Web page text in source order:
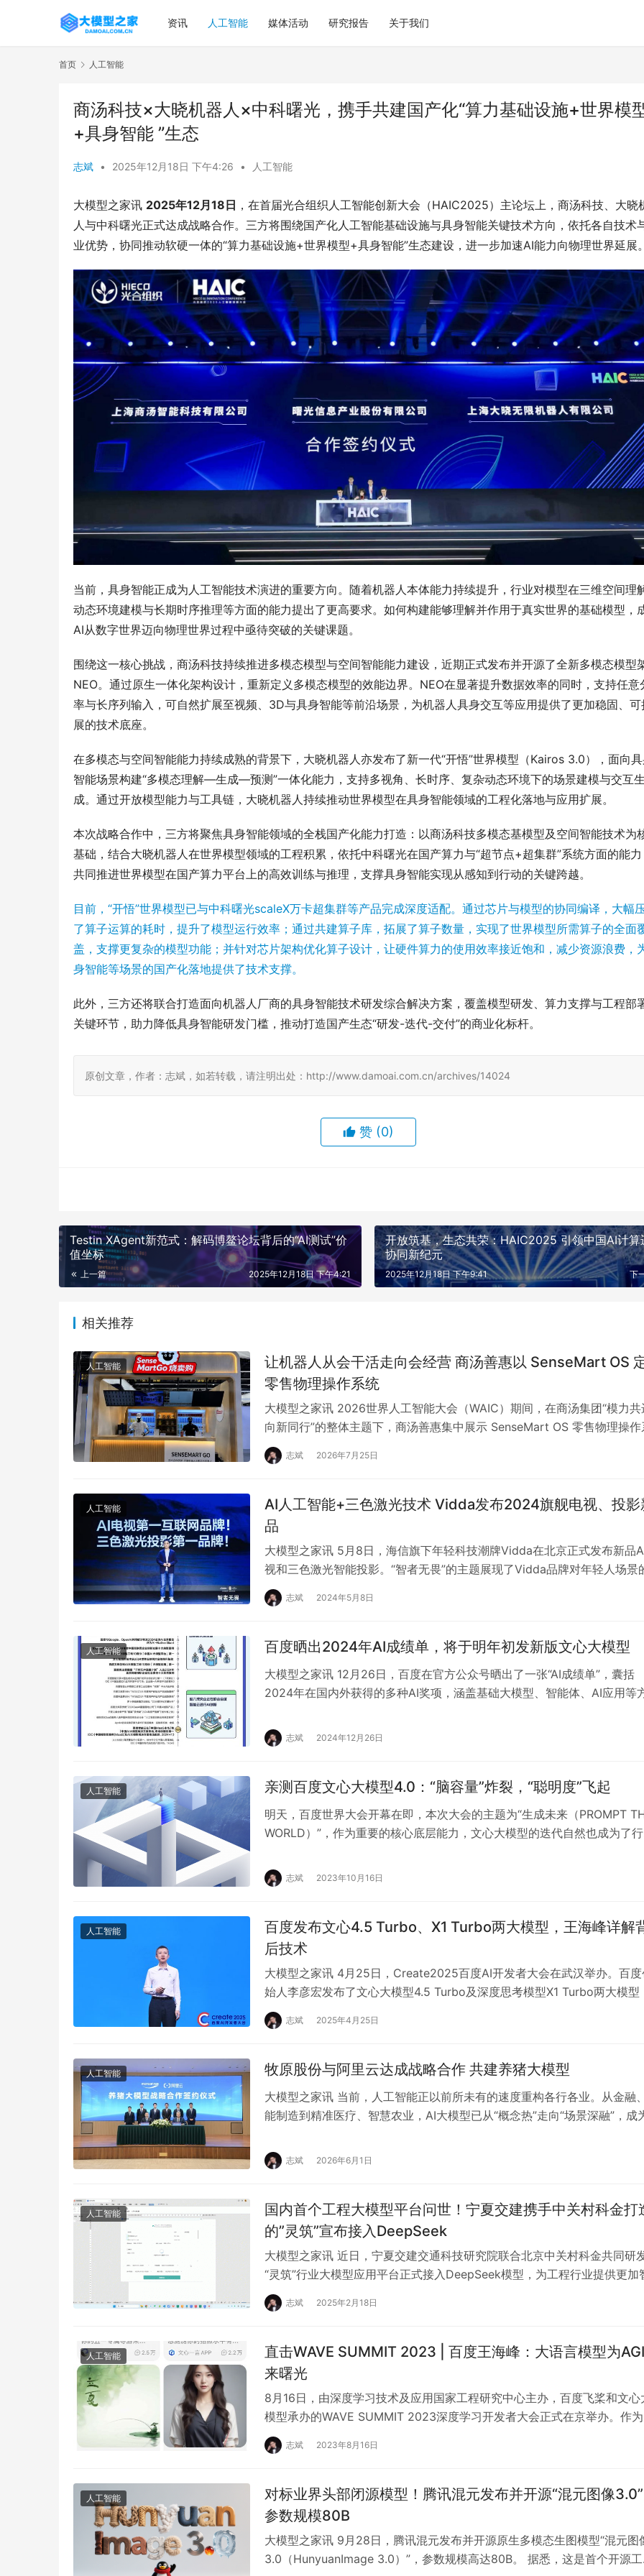
资讯 人工智能 媒体活动 研究报告 关于我们
首页 人工智能
商汤科技×大晓机器人×中科曙光，携手共建国产化“算力基础设施+世界模
+具身智能 ”生态
志斌 • 2025年12月18日 下午4:26 • 人工智能
大模型之家讯 2025年12月18日 ，在首届光合组织人工智能创新大会（HAIC2025）主论坛上，商汤科技、大晓
人与中科曙光正式达成战略合作。三方将围绕国产化人工智能基础设施与具身智能关键技术方向，依托各自技术
业优势，协同推动软硬一体的“算力基础设施+世界模型+具身智能”生态建设，进一步加速AI能力向物理世界延展。
当前，具身智能正成为人工智能技术演进的重要方向。随着机器人本体能力持续提升，行业对模型在三维空间理解
动态环境建模与长期时序推理等方面的能力提出了更高要求。如何构建能够理解并作用于真实世界的基础模型，
AI从数字世界迈向物理世界过程中亟待突破的关键课题。
围绕这一核心挑战，商汤科技持续推进多模态模型与空间智能能力建设，近期正式发布并开源了全新多模态模型
NEO。通过原生一体化架构设计，重新定义多模态模型的效能边界。NEO在显著提升数据效率的同时，支持任意
率与长序列输入，可自然扩展至视频、3D与具身智能等前沿场景，为机器人具身交互等应用提供了更加稳固、可
展的技术底座。
在多模态与空间智能能力持续成熟的背景下，大晓机器人亦发布了新一代“开悟”世界模型（Kairos 3.0），面向
智能场景构建“多模态理解—生成—预测”一体化能力，支持多视角、长时序、复杂动态环境下的场景建模与交互生
成。通过开放模型能力与工具链，大晓机器人持续推动世界模型在具身智能领域的工程化落地与应用扩展。
本次战略合作中，三方将聚焦具身智能领域的全栈国产化能力打造：以商汤科技多模态基模型及空间智能技术为
基础，结合大晓机器人在世界模型领域的工程积累，依托中科曙光在国产算力与“超节点+超集群”系统方面的能力
共同推进世界模型在国产算力平台上的高效训练与推理，支撑具身智能实现从感知到行动的关键跨越。
目前，“开悟”世界模型已与中科曙光scaleX万卡超集群等产品完成深度适配。通过芯片与模型的协同编译，大幅
了算子运算的耗时，提升了模型运行效率；通过共建算子库，拓展了算子数量，实现了世界模型所需算子的全面
盖，支撑更复杂的模型功能；并针对芯片架构优化算子设计，让硬件算力的使用效率接近饱和，减少资源浪费，
身智能等场景的国产化落地提供了技术支撑。
此外，三方还将联合打造面向机器人厂商的具身智能技术研发综合解决方案，覆盖模型研发、算力支撑与工程部
关键环节，助力降低具身智能研发门槛，推动打造国产生态“研发-迭代-交付”的商业化标杆。
原创文章，作者：志斌，如若转载，请注明出处：http://www.damoai.com.cn/archives/14024
赞 (0)
Testin XAgent新范式：解码博鳌论坛背后的“AI测试”价
值坐标
上一篇 2025年12月18日 下午4:21
开放筑基，生态共荣：HAIC2025 引领中国AI计算
协同新纪元
下
2025年12月18日 下午9:41
相关推荐
人工智能
让机器人从会干活走向会经营 商汤善惠以 SenseMart OS
零售物理操作系统
大模型之家讯 2026世界人工智能大会（WAIC）期间，在商汤集团“模力共
向新同行”的整体主题下，商汤善惠集中展示 SenseMart OS 零售物理操作
统。它连接异构本体、…
志斌 2026年7月25日
人工智能
AI人工智能+三色激光技术 Vidda发布2024旗舰电视、投影
品
大模型之家讯 5月8日，海信旗下年轻科技潮牌Vidda在北京正式发布新品
视和三色激光智能投影。“智者无畏”的主题展现了Vidda品牌对年轻人场景
新探索和无惧无畏的精神面貌…
志斌 2024年5月8日
人工智能 百度晒出2024年AI成绩单，将于明年初发新版文心大模型
大模型之家讯 12月26日，百度在官方公众号晒出了一张“AI成绩单”，囊括
2024年在国内外获得的多种AI奖项，涵盖基础大模型、智能体、AI应用等
志斌 2024年12月26日
人工智能 亲测百度文心大模型4.0：“脑容量”炸裂，“聪明度”飞起
明天，百度世界大会开幕在即，本次大会的主题为“生成未来（PROMPT
WORLD）”，作为重要的核心底层能力，文心大模型的迭代自然也成为了行
志斌 2023年10月16日
人工智能
百度发布文心4.5 Turbo、X1 Turbo两大模型，王海峰详解
后技术
大模型之家讯 4月25日，Create2025百度AI开发者大会在武汉举办。百度
始人李彦宏发布了文心大模型4.5 Turbo及深度思考模型X1 Turbo两大模型
及多款AI应…
志斌 2025年4月25日
人工智能 牧原股份与阿里云达成战略合作 共建养猪大模型
大模型之家讯 当前，人工智能正以前所未有的速度重构各行各业。从金融
能制造到精准医疗、智慧农业，AI大模型已从“概念热”走向“场景深融”，成
志斌 2026年6月1日
人工智能
国内首个工程大模型平台问世！宁夏交建携手中关村科金打
的”灵筑”宣布接入DeepSeek
大模型之家讯 近日，宁夏交建交通科技研究院联合北京中关村科金共同研
“灵筑”行业大模型应用平台正式接入DeepSeek模型，为工程行业提供更加
能、高效的技术支持。凭借专业化的行…
志斌 2025年2月18日
人工智能
直击WAVE SUMMIT 2023 | 百度王海峰：大语言模型为
来曙光
8月16日，由深度学习技术及应用国家工程研究中心主办，百度飞桨和文心
模型承办的WAVE SUMMIT 2023深度学习开发者大会正式在京举办。作为
度学习领域的重要盛会，历经九届…
志斌 2023年8月16日
人工智能
对标业界头部闭源模型！腾讯混元发布并开源“混元图像3.0”
参数规模80B
大模型之家讯 9月28日，腾讯混元发布并开源原生多模态生图模型“混元图
3.0（HunyuanImage 3.0）”，参数规模高达80B。 据悉，这是首个开源工